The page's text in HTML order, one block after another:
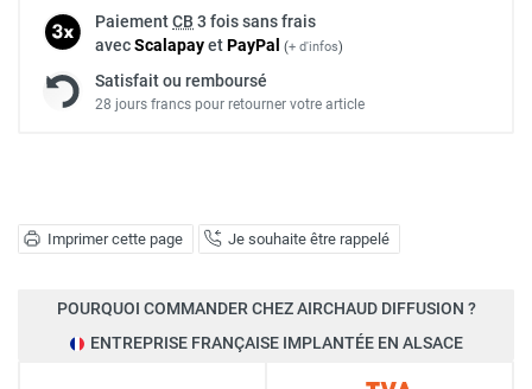
Imprimer cette page Je souhaite être rappelé
PaiementCB 3 fois sans frais
avecScalapayetPayPal (+ d'infos)
Satisfait ou remboursé
28 jours francs pour retourner votre article
POURQUOI COMMANDER CHEZ AIRCHAUD DIFFUSION ?
ENTREPRISE FRANÇAISE IMPLANTÉE EN ALSACE